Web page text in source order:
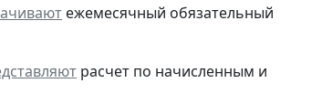
ежемесячный обязательный
расчет по начисленным и